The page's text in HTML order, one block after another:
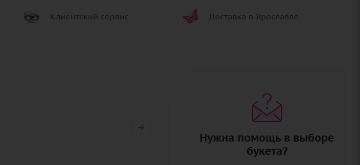
Клиентский сервис Доставка в Ярославле
Нужна помощь в выборе
букета?